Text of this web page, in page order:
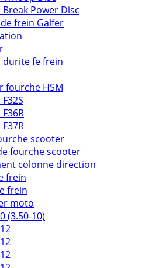
Break Power Disc
frein Galfer
durite fe frein
fourche HSM
scooter
fourche scooter
colonne direction
frein
frein
moto
(3.50-10)